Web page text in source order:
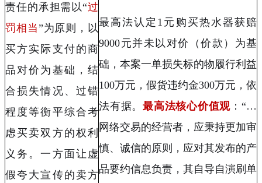
责任的承担需以“过
罚相当”为原则，以
买方实际支付的商
品对价为基础，结
合损失情况、 过错
程度等衡平综合考
虑买卖双方的权利
义务。一方面让虚
假夸大宣传的卖方
最高法认定 1 元购买热水器获赔
9000元并未以对价（价款）为基
础，本案一单损失标的物履行利益
100万元，假货违约金300万元，依
法有据。最高法核心价值观 ：“…
网络交易的经营者，应秉持更加审
慎、诚信的原则，应对其发布的产
品要约信息负责，其自导自演刷单